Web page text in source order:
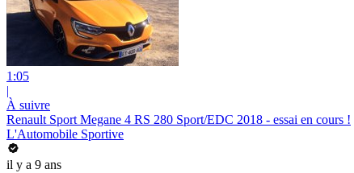
1:05
|
À suivre
Renault Sport Megane 4 RS 280 Sport/EDC 2018 - essai en cours !
L'Automobile Sportive
il y a 9 ans